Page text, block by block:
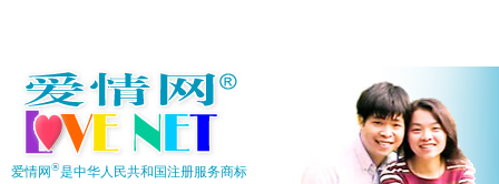
爱情网®是中华人民共和国注册服务商标